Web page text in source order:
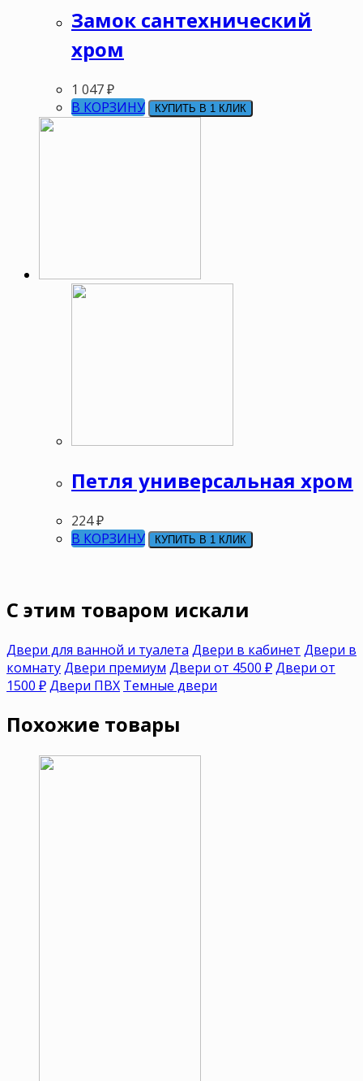
Замок сантехнический
хром
1 047₽
В КОРЗИНУ
КУПИТЬ В 1 КЛИК
Петля универсальная хром
224₽
В КОРЗИНУ
КУПИТЬ В 1 КЛИК
C этим товаром искали
Двери для ванной и туалета Двери в кабинет Двери в
комнатуДвери премиум Двери от 4500 ₽Двери от
1500 ₽Двери ПВХ Темные двери
Похожие товары